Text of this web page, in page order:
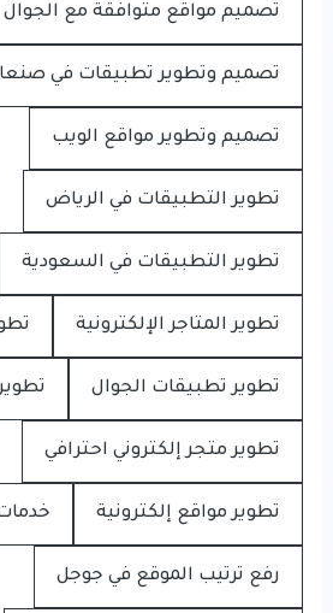
تصميم مواقع متوافقة مع الجوال
تصميم وتطوير تطبيقات في
تصميم وتطوير مواقع الويب
تطوير التطبيقات في الرياض
تطوير التطبيقات في السعودية
تطوير المتاجر الإلكترونية
تطوير تطبيقات الجوال
تطوير متجر إلكتروني احترافي
تطوير مواقع إلكترونية
رفع ترتيب الموقع في جوجل